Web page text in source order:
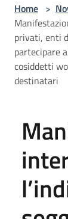
Home >
privati, enti
partecipare
cosiddetti
destinatari